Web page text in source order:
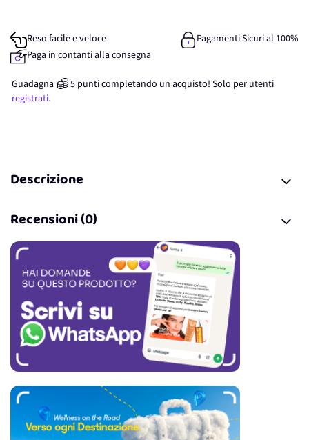
Reso facile e veloce
Pagamenti Sicuri al 100%
Paga in contanti alla consegna
Guadagna 5 punticompletando un acquisto! Solo per utenti
registrati.
Descrizione
Recensioni (0)